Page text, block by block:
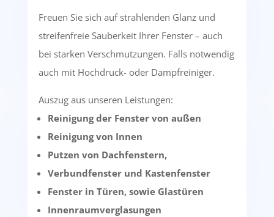
Freuen Sie sich auf strahlenden Glanz und
streifenfreie Sauberkeit Ihrer Fenster – auch
bei starken Verschmutzungen. Falls notwendig
auch mit Hochdruck- oder Dampfreiniger.
Auszug aus unseren Leistungen:
Reinigung der Fenster von außen
Reinigung von Innen
Putzen von Dachfenstern,
Verbundfenster und Kastenfenster
Fenster in Türen, sowie Glastüren
Innenraumverglasungen